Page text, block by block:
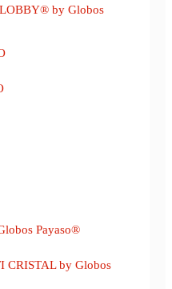
by Globos
Payaso®
CRISTAL by Globos